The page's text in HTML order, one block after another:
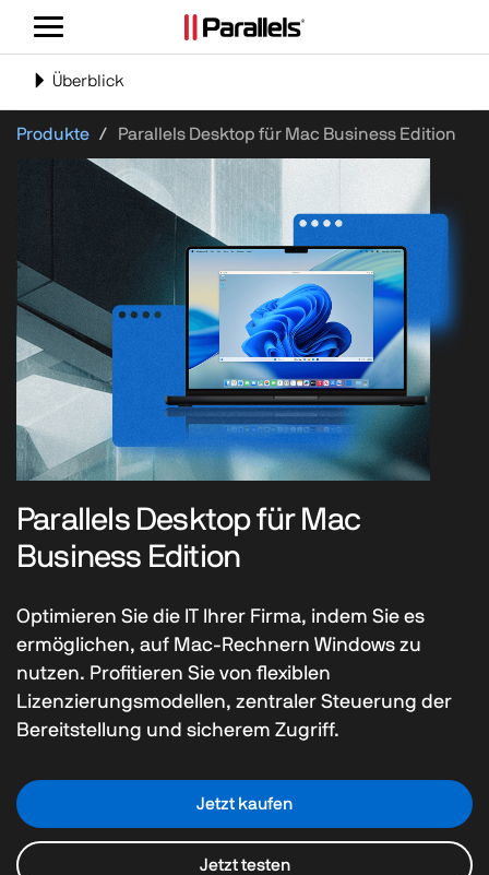
Navigation
Navigation
Überblick
Produkte Parallels Desktop für Mac Business Edition
Parallels Desktop für Mac
Business Edition
Optimieren Sie die IT Ihrer Firma, indem Sie es
ermöglichen, auf Mac-Rechnern Windows zu
nutzen. Profitieren Sie von flexiblen
Lizenzierungsmodellen, zentraler Steuerung der
Bereitstellung und sicherem Zugriff.
Jetzt kaufen
Jetzt testen